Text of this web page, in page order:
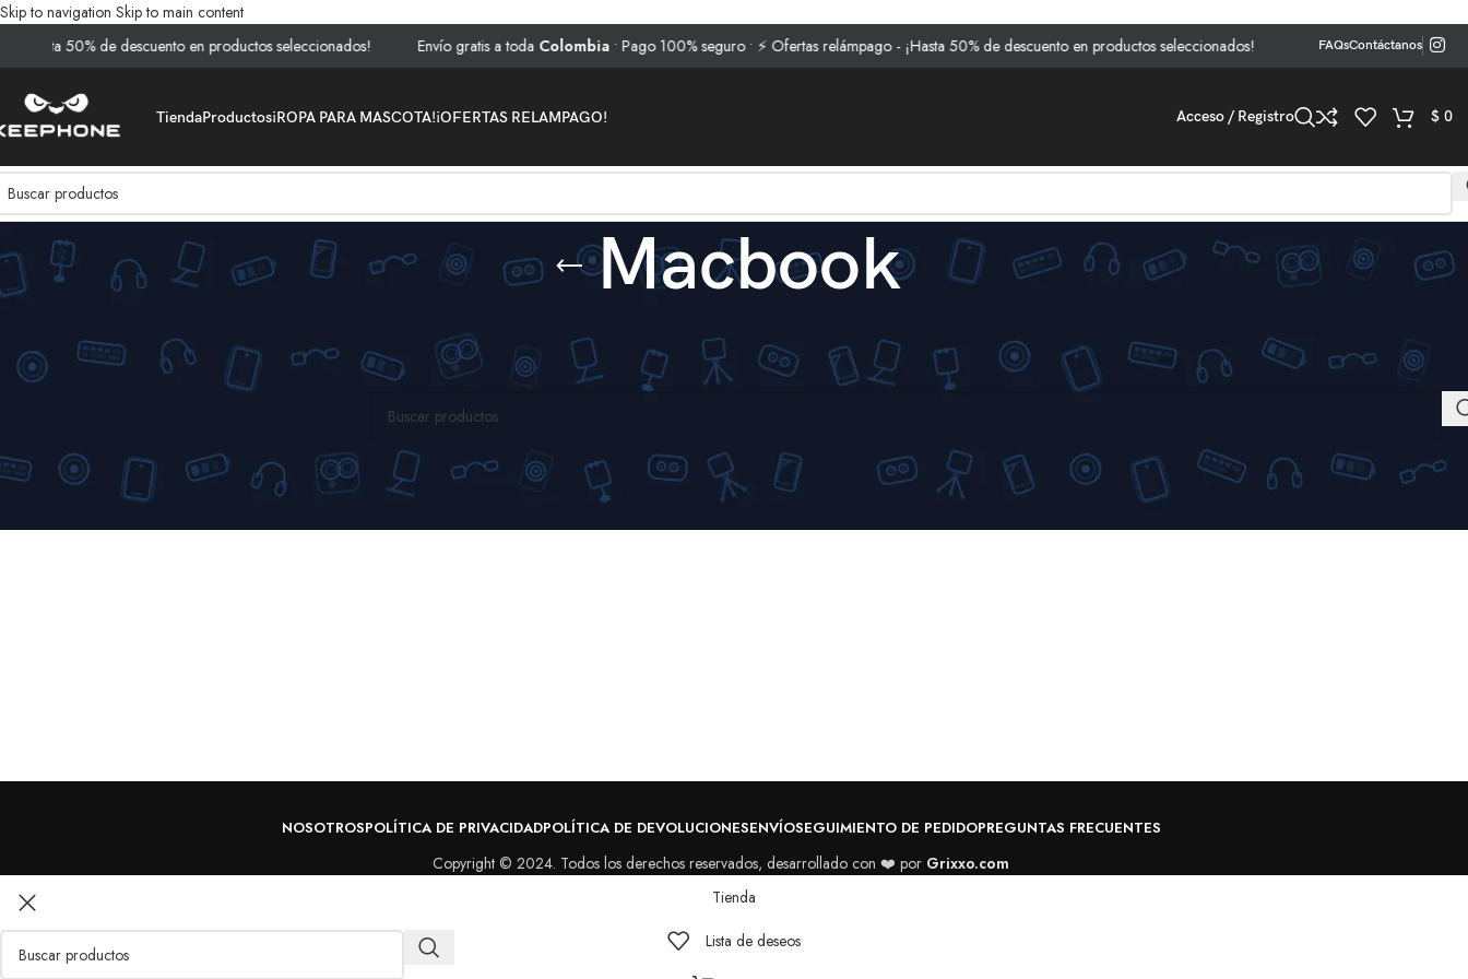
Skip to navigation Skip to main content
50% de descuento en productos seleccionados!
Envío gratis a todaColombia• Pago 100% seguro • ⚡ Ofertas relámpago - ¡Hasta 50% de descuento en productos seleccionados! FAQsContáctanos
TiendaProductos¡ROPA PARA MASCOTA!¡OFERTAS RELAMPAGO! Acceso / Registro $ 0
Macbook
No se encontraron productos que concuerden con la selección.
NOSOTROSPOLÍTICA DE PRIVACIDADPOLÍTICA DE DEVOLUCIONESENVÍOSEGUIMIENTO DE PEDIDOPREGUNTAS FRECUENTES
Copyright © 2024. Todos los derechos reservados, desarrollado con ❤️ por Grixxo.com
Tienda
Lista de deseos